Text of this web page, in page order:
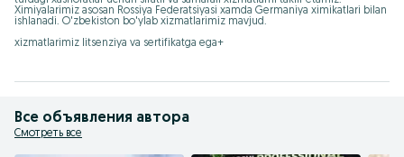
Ximiyalarimiz asosan Rossiya Federatsiyasi xamda Germaniya ximikatlari bilan
ishlanadi. O'zbekiston bo'ylab xizmatlarimiz mavjud.
xizmatlarimiz litsenziya va sertifikatga ega+
Все объявления автора
Смотреть все